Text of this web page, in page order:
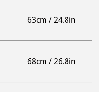
63cm / 24.8in
68cm / 26.8in
以内)
のれん